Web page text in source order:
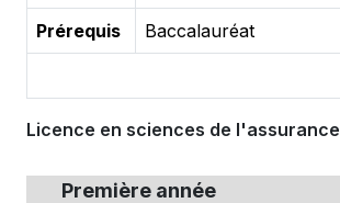
Prérequis Baccalauréat
Licence en sciences de l'assurance
Première année